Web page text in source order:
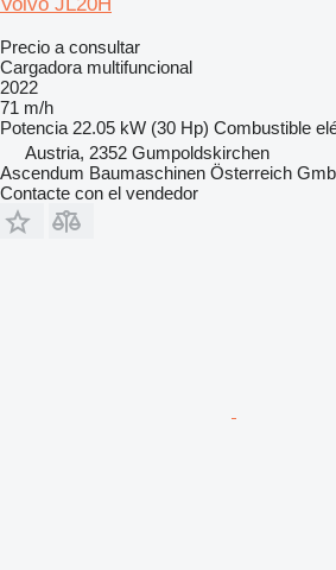
Precio a consultar
Cargadora multifuncional
2022
71 m/h
Potencia 22.05 kW (30 Hp) Combustible
Austria, 2352 Gumpoldskirchen
Ascendum Baumaschinen Österreich
Contacte con el vendedor